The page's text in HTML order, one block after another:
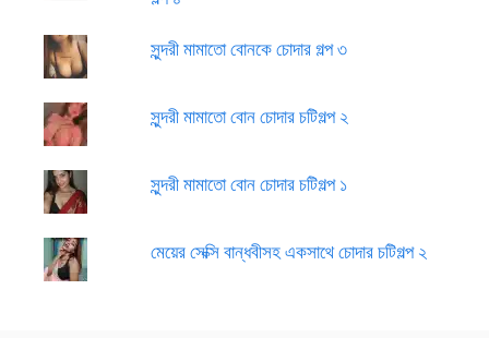
সুন্দরী মামাতো বোনকে চোদার গল্প ৩
সুন্দরী মামাতো বোন চোদার চটিগল্প ২
সুন্দরী মামাতো বোন চোদার চটিগল্প ১
মেয়ের সেক্সি বান্ধবীসহ একসাথে চোদার চটিগল্প ২